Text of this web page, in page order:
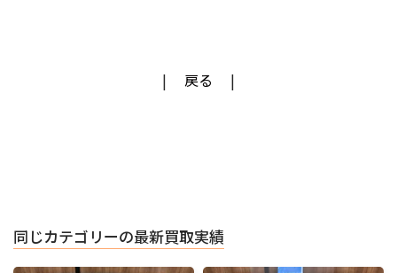
戻る
同じカテゴリーの最新買取実績